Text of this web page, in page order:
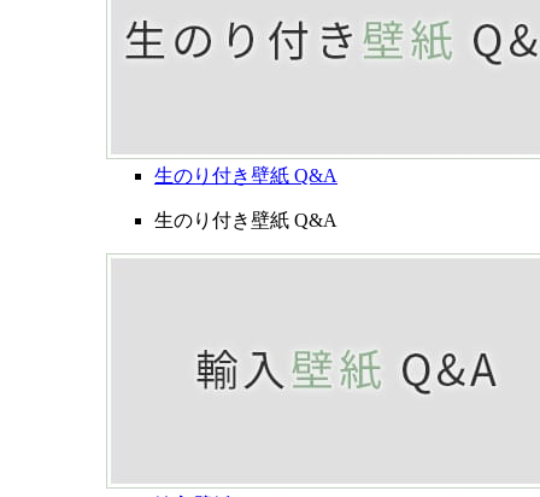
生のり付き壁紙 Q&A
生のり付き壁紙 Q&A